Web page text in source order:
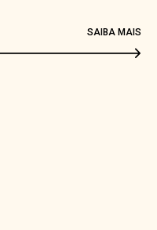
SAIBA MAIS